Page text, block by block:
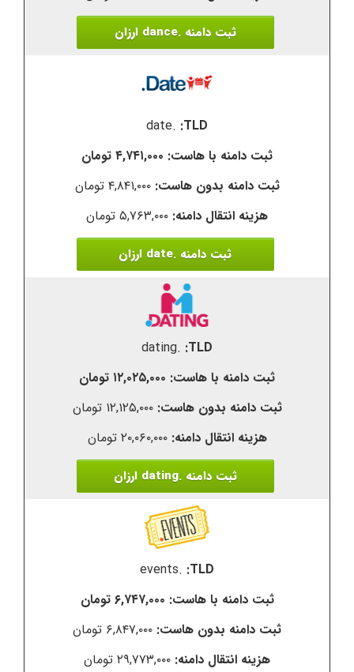
ثبت دامنه .dance ارزان
.date
۴,۷۴۱,۰۰۰ تومان
۴,۸۴۱,۰۰۰ تومان
۵,۷۶۳,۰۰۰ تومان
ثبت دامنه .date ارزان
.dating
۱۲,۰۲۵,۰۰۰ تومان
۱۲,۱۲۵,۰۰۰ تومان
۲۰,۰۶۰,۰۰۰ تومان
ثبت دامنه .dating ارزان
.events
۶,۷۴۷,۰۰۰ تومان
۶,۸۴۷,۰۰۰ تومان
۲۹,۷۷۳,۰۰۰ تومان